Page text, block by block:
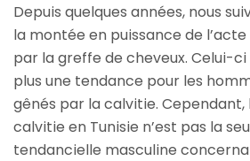
Depuis quelques années, nous
la montée en puissance de
par la greffe de cheveux. Celui-
plus une tendance pour les
gênés par la calvitie.
calvitie en Tunisie n’est pas la
tendancielle masculine